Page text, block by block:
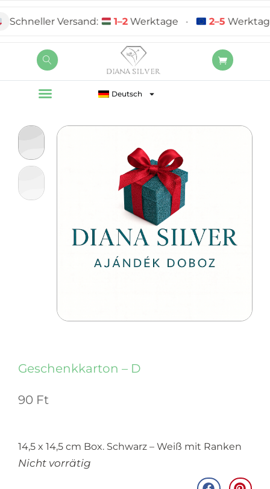
Deutsch
Versand: 1–2 Werktage • 2–5Werktage
Geschenkkarton – D
90 Ft
14,5 x 14,5 cm Box. Schwarz – Weiß mit Ranken
Nicht vorrätig